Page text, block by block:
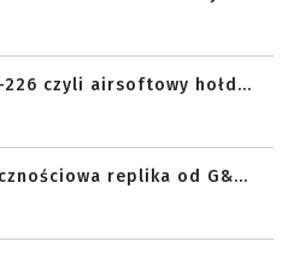
226 czyli airsoftowy hołd...
replika od G&...